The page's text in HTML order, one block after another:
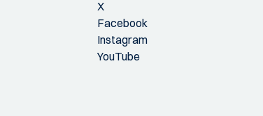
X
Facebook
Instagram
YouTube